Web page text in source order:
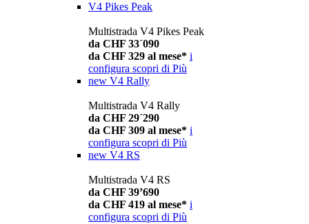
V4 Pikes Peak
Multistrada V4 Pikes Peak
da CHF 33´090
da CHF 329 al mese* i
configura scopri di Più
new V4 Rally
Multistrada V4 Rally
da CHF 29´290
da CHF 309 al mese* i
configura scopri di Più
new V4 RS
Multistrada V4 RS
da CHF 39’690
da CHF 419 al mese* i
configura scopri di Più